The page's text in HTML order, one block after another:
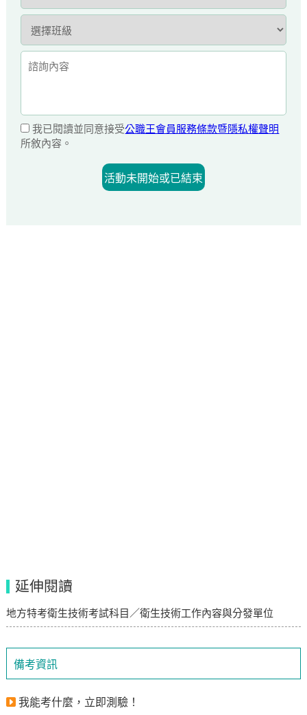
備考資訊
我能考什麼，立即測驗！
我已閱讀並同意接受公職王會員服務條款暨隱私權聲明
所敘內容。
活動未開始或已結束
延伸閱讀
地方特考衛生技術考試科目／衛生技術工作內容與分發單位